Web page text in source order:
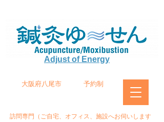
Adjust of Energy
大阪府八尾市 予約制
訪問専門（ご自宅、オフィス、施設へお伺いします